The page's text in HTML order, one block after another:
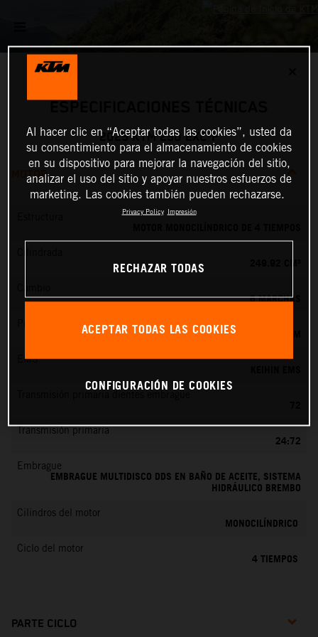
2025 KTM 250 EXC-F
MOTOR
6 MARCHAS
Preparación de la mezcla
KEIHIN EFI, TOBERA DE 42 MM
EMS
Transmisión primaria
24:72
Embrague
EMBRAGUE MULTIDISCO DDS EN BAÑO DE ACEITE, SISTEMA
HIDRÁULICO BREMBO
Cilindros del motor
MONOCILÍNDRICO
Ciclo del motor
4 TIEMPOS
PARTE CICLO
Al hacer clic en “Aceptar todas las cookies”, usted da
su consentimiento para el almacenamiento de cookies
en su dispositivo para mejorar la navegación del sitio,
analizar el uso del sitio y apoyar nuestros esfuerzos de
marketing. Las cookies también pueden rechazarse.
Privacy Policy Impresión
RECHAZAR TODAS
ACEPTAR TODAS LAS COOKIES
CONFIGURACIÓN DE COOKIES